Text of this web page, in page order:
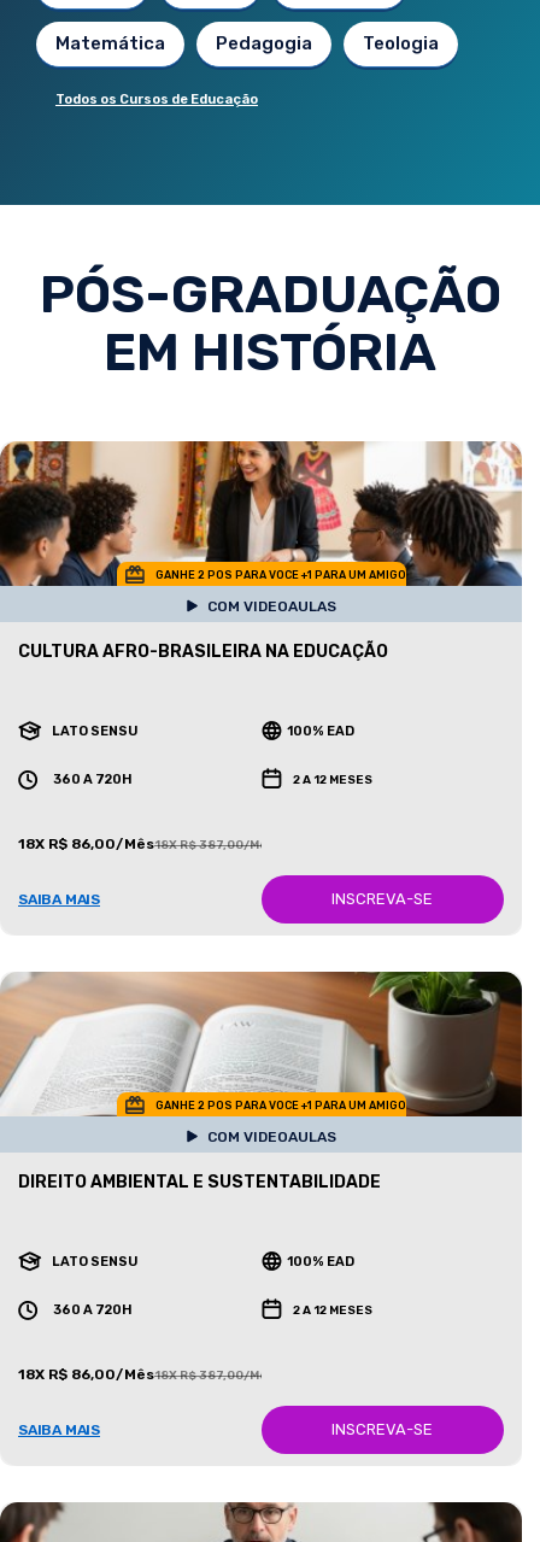
Matemática Pedagogia Teologia
Todos os Cursos de Educação
PÓS-GRADUAÇÃO
EM HISTÓRIA
GANHE 2 POS PARA VOCE +1 PARA UM AMIGO
COM VIDEOAULAS
CULTURA AFRO-BRASILEIRA NA EDUCAÇÃO
LATO SENSU 100% EAD
360 A 720H 2 A 12 MESES
18X R$ 86,00/Mês18X R$ 387,00/Mês
SAIBA MAIS INSCREVA-SE
GANHE 2 POS PARA VOCE +1 PARA UM AMIGO
COM VIDEOAULAS
DIREITO AMBIENTAL E SUSTENTABILIDADE
LATO SENSU 100% EAD
360 A 720H 2 A 12 MESES
18X R$ 86,00/Mês18X R$ 387,00/Mês
SAIBA MAIS INSCREVA-SE